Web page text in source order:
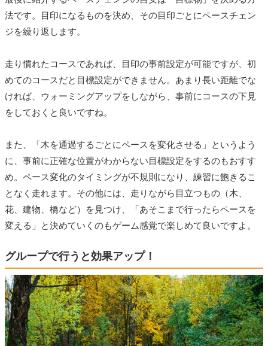
法です。目印になるものを決め、その目印ごとにペースチェン
ジを繰り返します。
走り慣れたコースであれば、目印の事前設定が可能ですが、初
めてのコースだと目標設定ができません。あまり長い距離でな
ければ、ウォーミングアップをしながら、事前にコースの下見
をしておくと良いですね。
また、「木を通過するごとにペースを変化させる」というよう
に、事前に正確な位置がわからない目標設定をするのもおすす
め。ペース変化のタイミングが不規則になり、練習に飽きるこ
となく走れます。その他には、走りながら目立つもの（木、
花、建物、橋など）を見つけ、「あそこまで行ったらペースを
変える」と決めていくのもゲーム感覚で楽しめて良いですよ。
グループで行うと効果アップ！